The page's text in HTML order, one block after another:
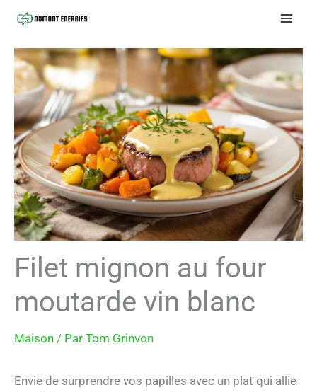
contenu
Filet mignon au four
moutarde vin blanc
Maison / Par Tom Grinvon
Envie de surprendre vos papilles avec un plat qui allie